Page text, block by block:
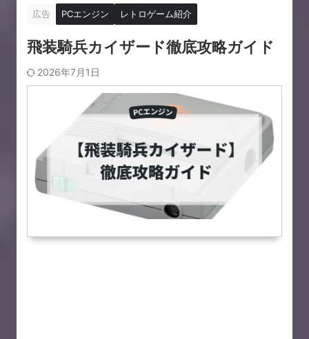
広告 PCエンジン レトロゲーム紹介
飛装騎兵カイザード徹底攻略ガイド
2026年7月1日